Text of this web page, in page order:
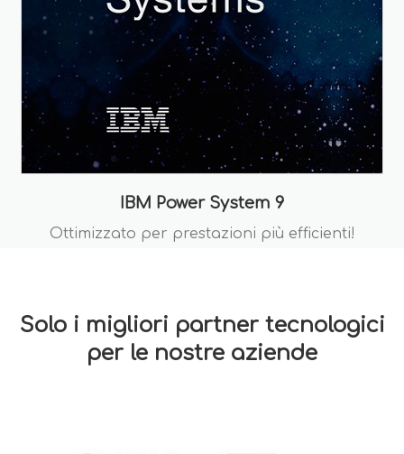
IBM Power System 9
Ottimizzato per prestazioni più efficienti!
Solo i migliori partner tecnologici
per le nostre aziende